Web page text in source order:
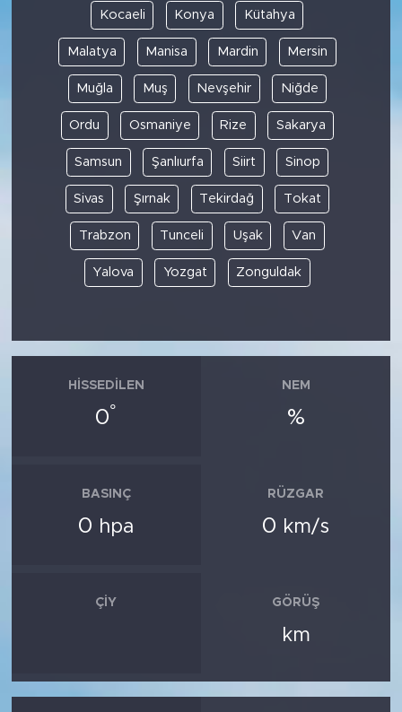
Kocaeli Konya Kütahya
Malatya Manisa Mardin Mersin
Muğla Muş Nevşehir Niğde
Ordu Osmaniye Rize Sakarya
Samsun Şanlıurfa Siirt Sinop
Sivas Şırnak Tekirdağ Tokat
Trabzon Tunceli Uşak Van
Yalova Yozgat Zonguldak
HISSEDILEN
0°
NEM
%
BASINÇ
0 hpa
RÜZGAR
0 km/s
ÇIY GÖRÜŞ
km